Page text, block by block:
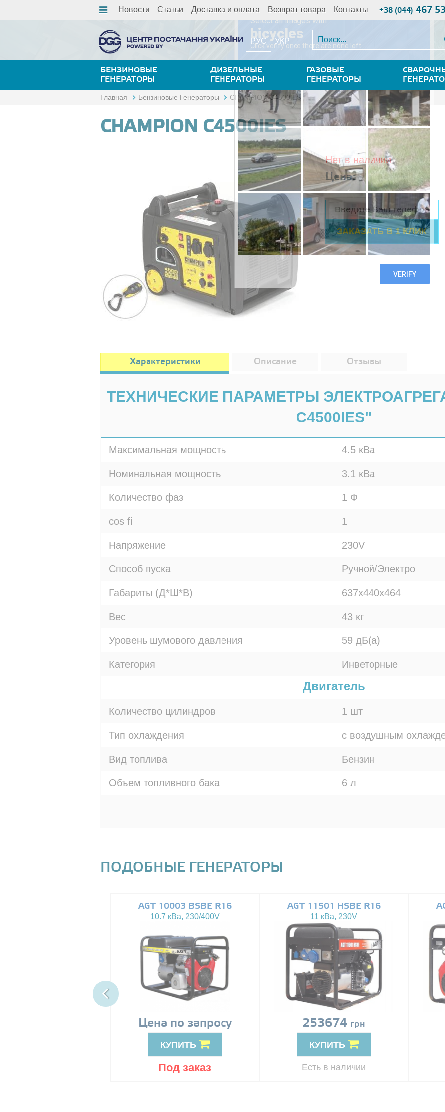
Новости Статьи Доставка и оплата Возврат товара Контакты +38 (044) 467
РУС УКР
БЕНЗИНОВЫЕ
ГЕНЕРАТОРЫ
ДИЗЕЛЬНЫЕ
ГЕНЕРАТОРЫ
ГАЗОВЫЕ
ГЕНЕРАТОРЫ
Главная Бензиновые Генераторы CHAMPION C4500IES
CHAMPION C4500IES
Нет в наличии
Цена:
Характеристики Описание Отзывы
ТЕХНИЧЕСКИЕ ПАРАМЕТРЫ
C4500IES"
Максимальная мощность 4.5 кВа
Номинальная мощность 3.1 кВа
Количество фаз 1 Ф
cos fi 1
Напряжение 230V
Способ пуска Ручной/Электро
Габариты (Д*Ш*В) 637x440x464
Вес 43 кг
Уровень шумового давления 59 дБ(а)
Категория Инветорные
Двигатель
Количество цилиндров 1 шт
Тип охлаждения с воздушным
Вид топлива Бензин
Объем топливного бака 6 л
ПОДОБНЫЕ ГЕНЕРАТОРЫ
AGT 10003 BSBE R16
10.7 кВа, 230/400V
Цена по запросу
КУПИТЬ
Под заказ
AGT 11501 HSBE R16
11 кВа, 230V
253674 грн
КУПИТЬ
Есть в наличии